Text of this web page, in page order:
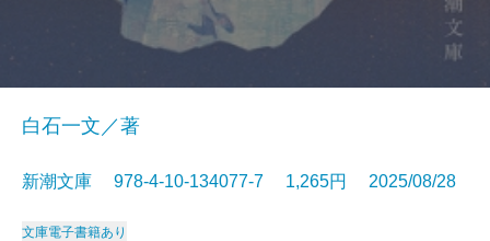
白石一文／著
新潮文庫 978-4-10-134077-7 1,265円 2025/08/28
文庫電子書籍あり